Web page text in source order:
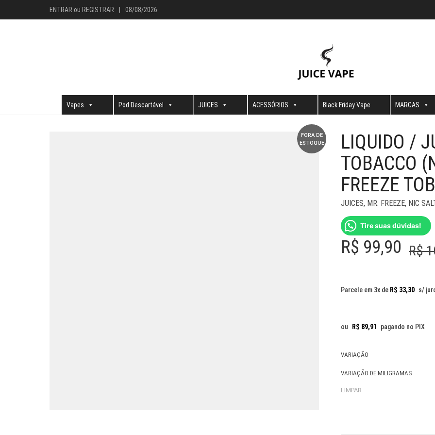
ENTRAR ou REGISTRAR 08/08/2026
Vapes Pod Descartável JUICES ACESSÓRIOS Black Friday Vape MARCAS
FORA DE
ESTOQUE
LIQUIDO /
TOBACCO
FREEZE
JUICES, MR. FREEZE, NIC
Tire suas dúvidas!
R$
R$ 99,90
Parcele em 3x de R$ 33,30 s/
ou R$ 89,91 pagando no PIX
VARIAÇÃO
VARIAÇÃO DE MILIGRAMAS
LIMPAR